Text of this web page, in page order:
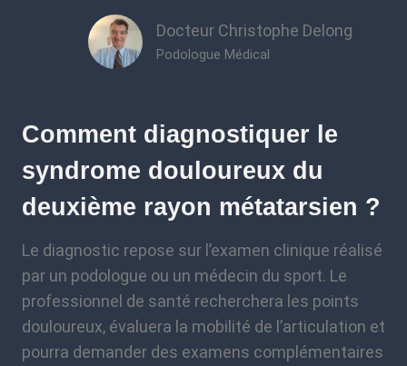
Docteur Christophe Delong
Podologue Médical
Comment diagnostiquer le
syndrome douloureux du
deuxième rayon métatarsien ?
Le diagnostic repose sur l’examen clinique réalisé
par un podologue ou un médecin du sport. Le
professionnel de santé recherchera les points
douloureux, évaluera la mobilité de l’articulation et
pourra demander des examens complémentaires